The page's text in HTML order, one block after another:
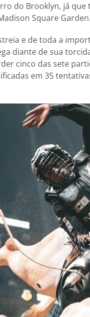
do Brooklyn, já que
Square Garden.
e de toda a
diante de sua
cinco das sete
em 35